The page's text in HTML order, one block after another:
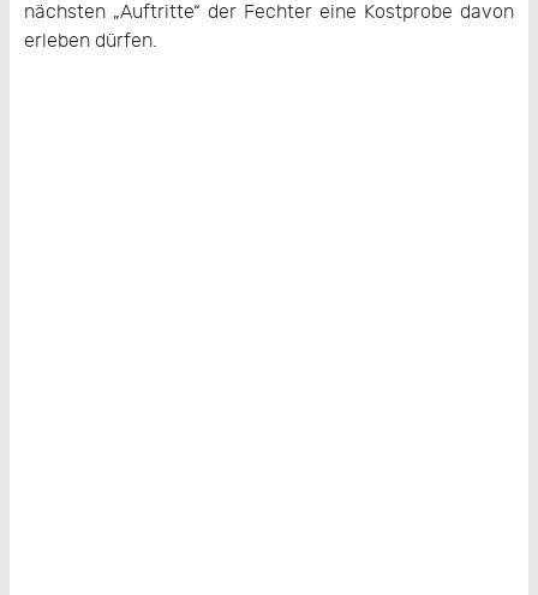
nächsten „Auftritte“ der Fechter eine Kostprobe davon
erleben dürfen.